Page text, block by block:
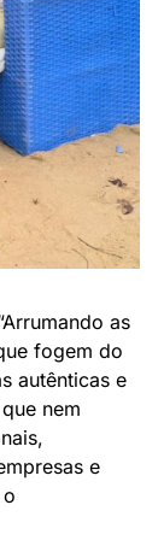
as
fogem do
autênticas e
nem
e